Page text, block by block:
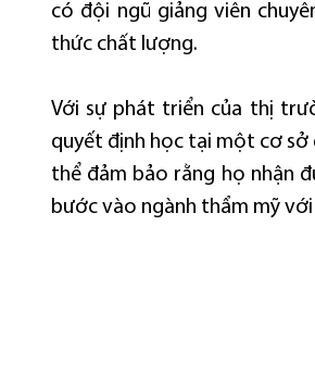
có đội ngũ giảng viên
thức chất lượng.
Với sự phát triển của thị
quyết định học tại một cơ sở
thể đảm bảo rằng họ nhận
bước vào ngành thẩm mỹ